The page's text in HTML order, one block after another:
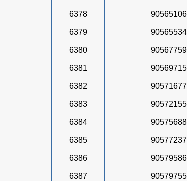
6378 90565106
6379 90565534
6380 90567759
6381 90569715
6382 90571677
6383 90572155
6384 90575688
6385 90577237
6386 90579586
6387 90579755